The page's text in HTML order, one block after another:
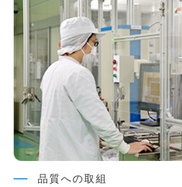
品質への取組